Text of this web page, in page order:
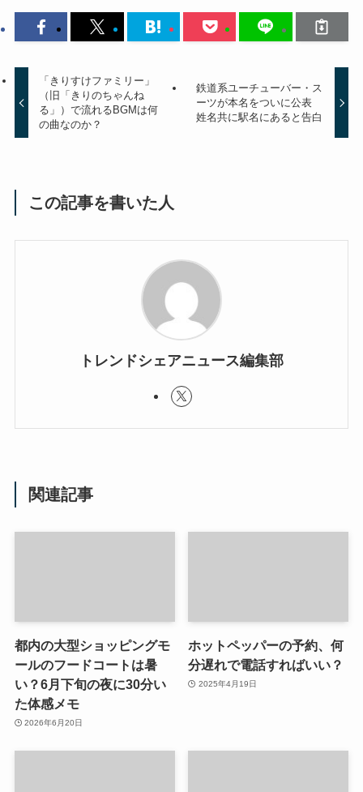
「きりすけファミリー」
（旧「きりのちゃんね
る」）で流れるBGMは何
の曲なのか？
鉄道系ユーチューバー・ス
ーツが本名をついに公表
姓名共に駅名にあると告白
この記事を書いた人
トレンドシェアニュース編集部
関連記事
都内の大型ショッピングモ
ールのフードコートは暑
い？6月下旬の夜に30分い
た体感メモ
2026年6月20日
ホットペッパーの予約、何
分遅れで電話すればいい？
2025年4月19日